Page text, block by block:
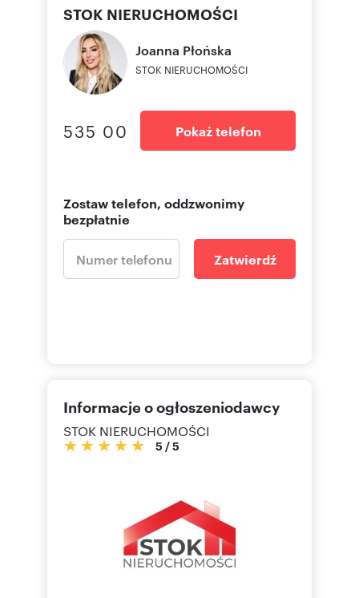
STOK NIERUCHOMOŚCI
Joanna Płońska
STOK NIERUCHOMOŚCI
535 00 Pokaż telefon
Zostaw telefon, oddzwonimy
bezpłatnie
Zatwierdź
Informacje o ogłoszeniodawcy
STOK NIERUCHOMOŚCI
5 /5